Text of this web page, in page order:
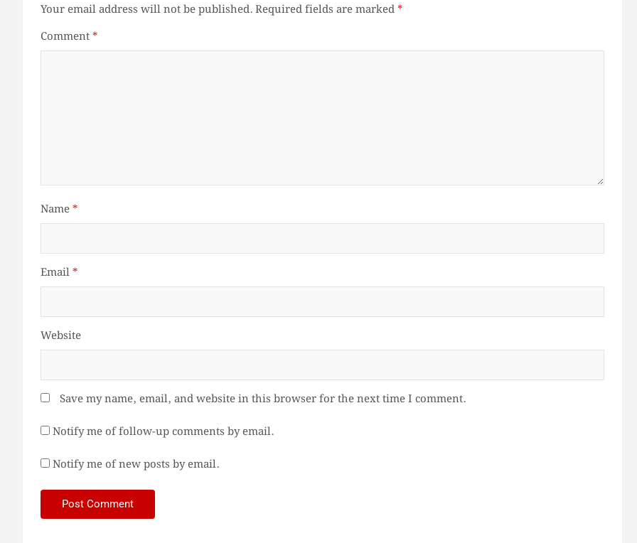
Your email address will not be published.Required fields are marked*
Comment*
Name*
Email*
Website
Save my name, email, and website in this browser for the next time I comment.
Notify me of follow-up comments by email.
Notify me of new posts by email.